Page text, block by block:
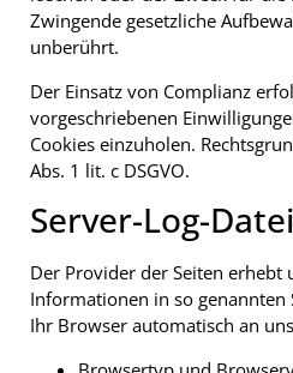
Zwingende gesetzliche
unberührt.
Der Einsatz von Complianz
vorgeschriebenen
Cookies einzuholen.
Abs. 1 lit. c DSGVO.
Server-Log-
Der Provider der Seiten erhebt
Informationen in so genannten
Ihr Browser automatisch an